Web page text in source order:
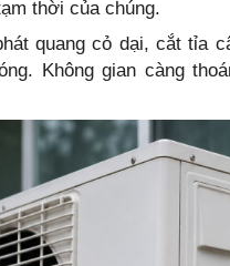
thời của chúng.
quang cỏ dại, cắt tỉa
Không gian càng